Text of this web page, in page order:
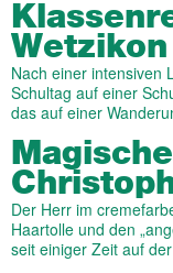
Wetzikon
Nach einer intensiven
Schultag auf einer
das auf einer
Der Herr im
Haartolle und den
seit einiger Zeit auf